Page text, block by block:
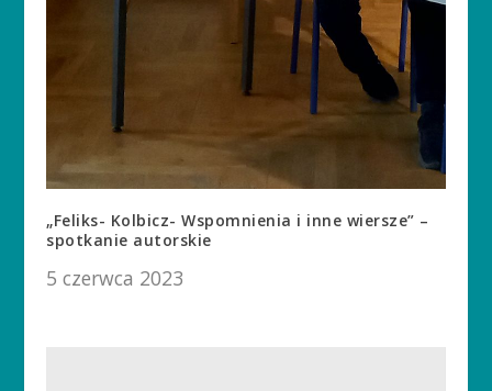
„Feliks- Kolbicz- Wspomnienia i inne wiersze” –
spotkanie autorskie
5 czerwca 2023